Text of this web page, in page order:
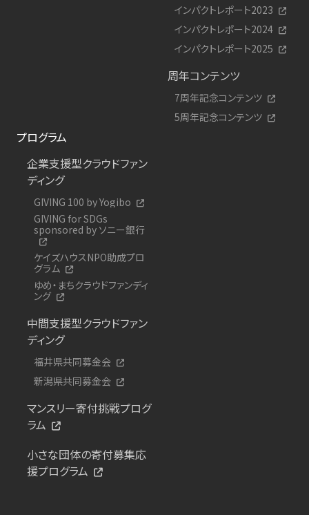
インパクトレポート2023
インパクトレポート2024
インパクトレポート2025
周年コンテンツ
7周年記念コンテンツ
5周年記念コンテンツ
プログラム
企業支援型クラウドファン
ディング
GIVING 100 by Yogibo
GIVING for SDGs
sponsored by ソニー銀行
ケイズハウスNPO助成プロ
グラム
ゆめ・まちクラウドファンディ
ング
中間支援型クラウドファン
ディング
福井県共同募金会
新潟県共同募金会
マンスリー寄付挑戦プログ
ラム
小さな団体の寄付募集応
援プログラム